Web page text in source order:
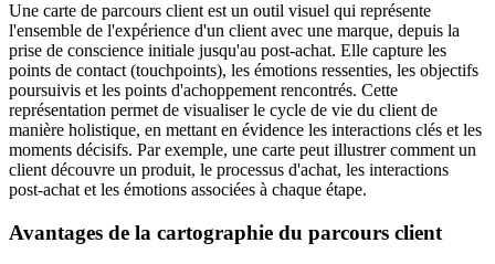
Une carte de parcours client est un outil visuel qui représente
l'ensemble de l'expérience d'un client avec une marque, depuis la
prise de conscience initiale jusqu'au post-achat. Elle capture les
points de contact (touchpoints), les émotions ressenties, les objectifs
poursuivis et les points d'achoppement rencontrés. Cette
représentation permet de visualiser le cycle de vie du client de
manière holistique, en mettant en évidence les interactions clés et les
moments décisifs. Par exemple, une carte peut illustrer comment un
client découvre un produit, le processus d'achat, les interactions
post-achat et les émotions associées à chaque étape.
Avantages de la cartographie du parcours client